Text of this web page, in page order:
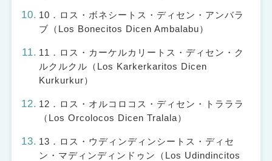
10．ロス・ボネシートス・ディセン・アンバラ
ブ（Los Bonecitos Dicen Ambalabu）
11．ロス・カーケルカリートス・ディセン・ク
ルクルクル（Los Karkerkaritos Dicen
Kurkurkur）
12．ロス・オルコロコス・ディセン・トラララ
（Los Orcolocos Dicen Tralala）
13．ロス・ウディンディンシートス・ディセ
ン・マディンディンドゥン（Los Udindincitos